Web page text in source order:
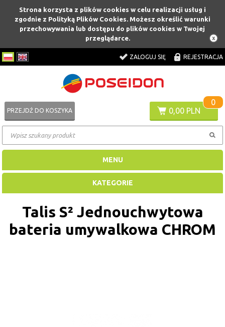
Strona korzysta z plików cookies w celu realizacji usług i
zgodnie z Polityką Plików Cookies. Możesz określić warunki
przechowywania lub dostępu do plików cookies w Twojej
przeglądarce.
ZALOGUJ SIĘ REJESTRACJA
0,00 PLN
0
PRZEJDŹ DO KOSZYKA
MENU
KATEGORIE
Talis S² Jednouchwytowa
bateria umywalkowa CHROM